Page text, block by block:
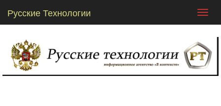
Русские Технологии